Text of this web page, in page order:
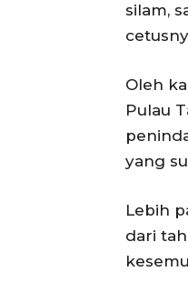
silam,
Oleh
Pulau
yang
Lebih
dari